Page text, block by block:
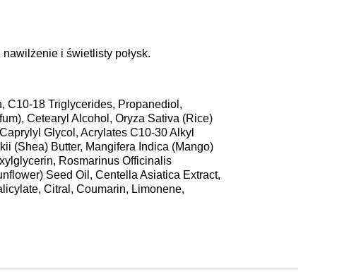
i świetlisty połysk.
C10-18 Triglycerides, Propanediol,
Cetearyl Alcohol, Oryza Sativa (Rice)
Glycol, Acrylates C10-30 Alkyl
(Shea) Butter, Mangifera Indica (Mango)
Rosmarinus Officinalis
Seed Oil, Centella Asiatica Extract,
Citral, Coumarin, Limonene,